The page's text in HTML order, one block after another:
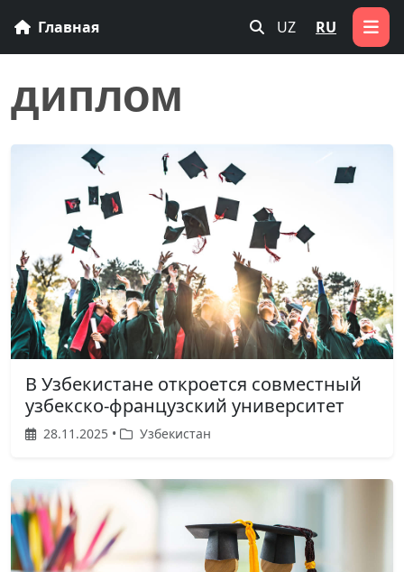
Главная UZ RU
диплом
В Узбекистане откроется совместный
узбекско-французский университет
28.11.2025 • Узбекистан